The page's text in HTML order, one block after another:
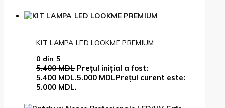
KIT LAMPA LED LOOKME PREMIUM
0 din 5
5.400MDL Prețul inițial a fost:
5.400 MDL.5.000 MDLPrețul curent este:
5.000 MDL.